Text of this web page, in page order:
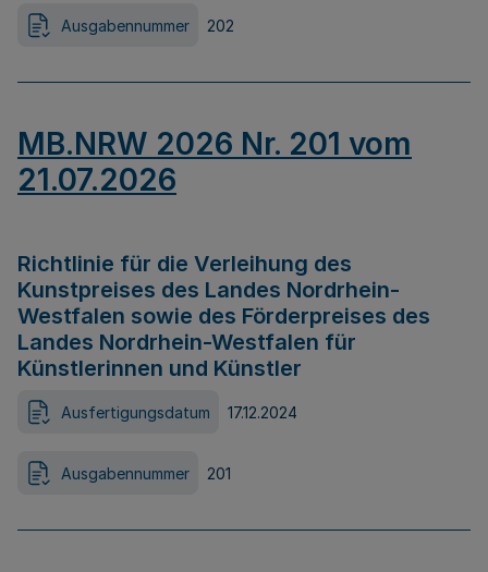
Ausgabennummer 202
MB.NRW 2026 Nr. 201 vom
21.07.2026
Richtlinie für die Verleihung des
Kunstpreises des Landes Nordrhein-
Westfalen sowie des Förderpreises des
Landes Nordrhein-Westfalen für
Künstlerinnen und Künstler
Ausfertigungsdatum 17.12.2024
Ausgabennummer 201